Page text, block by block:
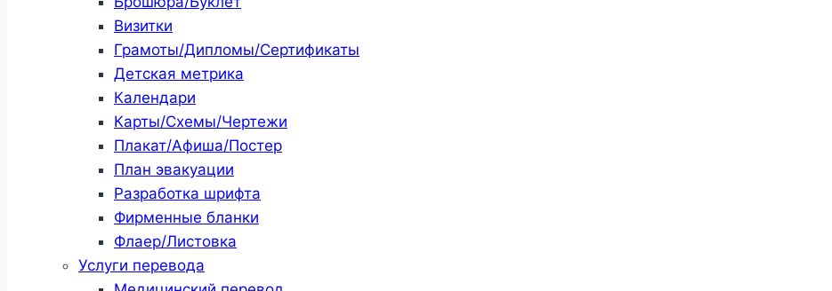
Визитки
Грамоты/Дипломы/Сертификаты
Детская метрика
Календари
Карты/Схемы/Чертежи
Плакат/Афиша/Постер
План эвакуации
Разработка шрифта
Фирменные бланки
Флаер/Листовка
Услуги перевода